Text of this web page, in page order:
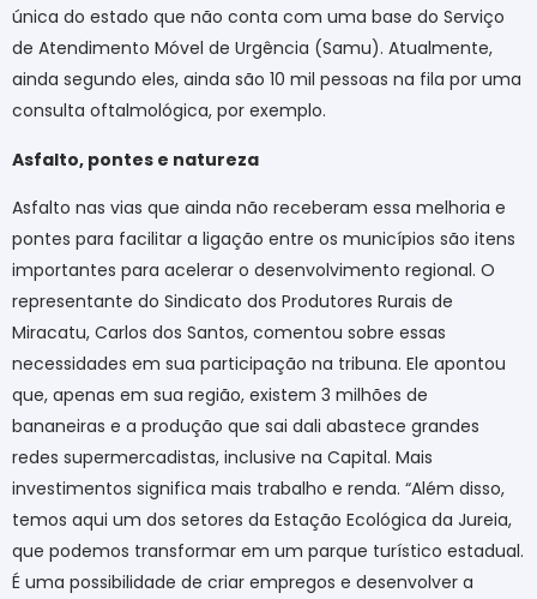
única do estado que não conta com uma base do Serviço
de Atendimento Móvel de Urgência (Samu). Atualmente,
ainda segundo eles, ainda são 10 mil pessoas na fila por uma
consulta oftalmológica, por exemplo.
Asfalto, pontes e natureza
Asfalto nas vias que ainda não receberam essa melhoria e
pontes para facilitar a ligação entre os municípios são itens
importantes para acelerar o desenvolvimento regional. O
representante do Sindicato dos Produtores Rurais de
Miracatu, Carlos dos Santos, comentou sobre essas
necessidades em sua participação na tribuna. Ele apontou
que, apenas em sua região, existem 3 milhões de
bananeiras e a produção que sai dali abastece grandes
redes supermercadistas, inclusive na Capital. Mais
investimentos significa mais trabalho e renda. “Além disso,
temos aqui um dos setores da Estação Ecológica da Jureia,
que podemos transformar em um parque turístico estadual.
É uma possibilidade de criar empregos e desenvolver a